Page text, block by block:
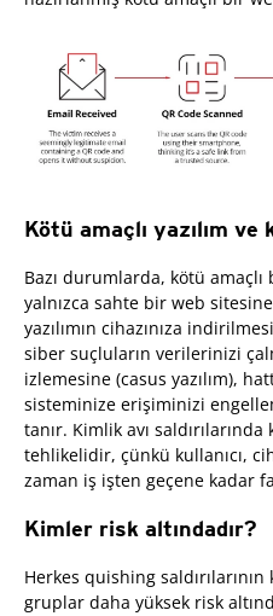
Kötü amaçlı yazılım ve
Bazı durumlarda, kötü
yalnızca sahte bir web
yazılımın cihazınıza
siber suçluların verilerinizi
izlemesine (casus yazılım),
sisteminize erişiminizi
tanır. Kimlik avı
tehlikelidir, çünkü kullanıcı,
zaman iş işten geçene kadar
Kimler risk altındadır?
Herkes quishing
gruplar daha yüksek risk